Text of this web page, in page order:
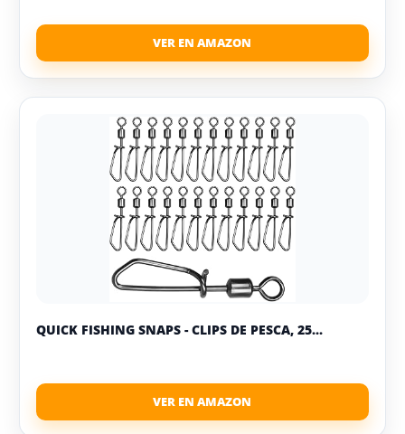
QUICK FISHING SNAPS - CLIPS DE PESCA, 25...